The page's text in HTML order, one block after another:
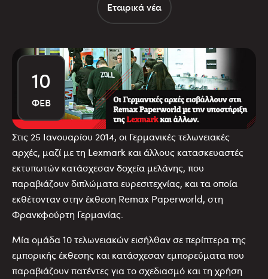
Εταιρικά νέα
10
ΦΕΒ
Στις 25 Ιανουαρίου 2014, οι Γερμανικές τελωνειακές
αρχές, μαζί με τη Lexmark και άλλους κατασκευαστές
εκτυπωτών κατάσχεσαν δοχεία μελάνης, που
παραβιάζουν διπλώματα ευρεσιτεχνίας, και τα οποία
εκθέτονταν στην έκθεση Remax Paperworld, στη
Φρανκφούρτη Γερμανίας.
Μία ομάδα 10 τελωνειακών εισήλθαν σε περίπτερα της
εμπορικής έκθεσης και κατάσχεσαν εμπορεύματα που
παραβιάζουν πατέντες για το σχεδιασμό και τη χρήση